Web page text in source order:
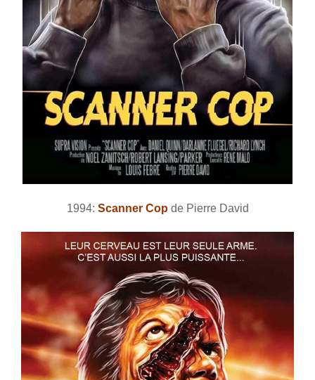
1994: Scanner Copde Pierre David